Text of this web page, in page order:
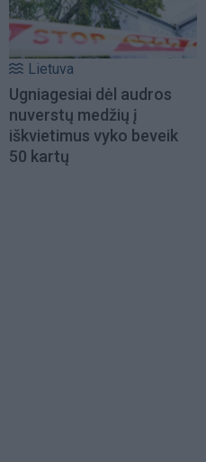
Lietuva
Ugniagesiai dėl audros
nuverstų medžių į
iškvietimus vyko beveik
50 kartų